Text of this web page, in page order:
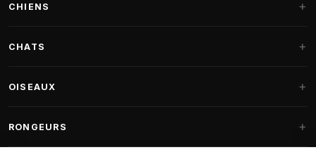
CHIENS
Paniers Fantail
CHATS
Arbres à chat Maine Coon
OISEAUX
Nourriture oiseaux d'intérieur
RONGEURS